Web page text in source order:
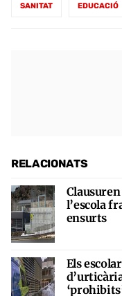
SANITAT EDUCACIÓ
RELACIONATS
l’escola
ensurts
Els